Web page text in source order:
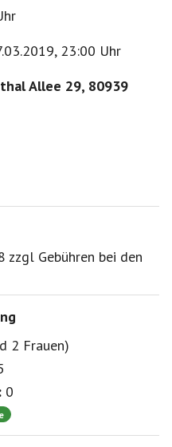
23:00 Uhr
Allee 29, 80939
zzgl Gebühren bei den
2 Frauen)
0